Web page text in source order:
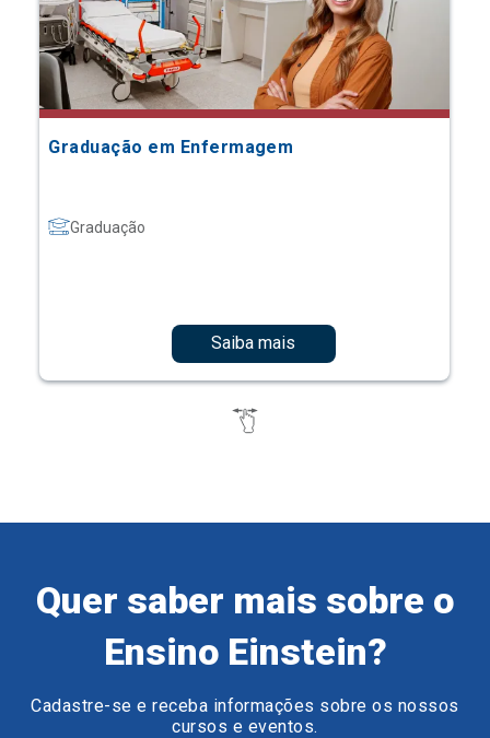
Graduação em Enfermagem
Graduação
Saiba mais
Quer saber mais sobre o
Ensino Einstein?
Cadastre-se e receba informações sobre os nossos
cursos e eventos.